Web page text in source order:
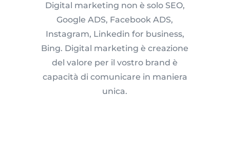
Digital marketing non è solo SEO,
Google ADS, Facebook ADS,
Instagram, Linkedin for business,
Bing. Digital marketing è creazione
del valore per il vostro brand è
capacità di comunicare in maniera
unica.